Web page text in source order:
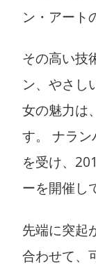
ン・アート
その高い技
ン、やさし
女の魅力は
す。 ナラ
を受け、
ーを開催し
先端に突起
合わせて、